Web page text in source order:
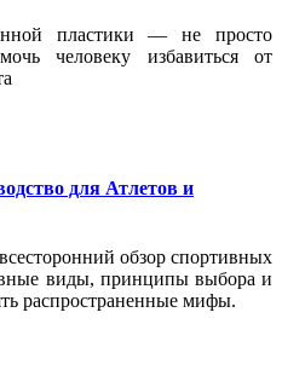
пластики — не просто
человеку избавиться от
для Атлетов и
обзор спортивных
виды, принципы выбора и
распространенные мифы.